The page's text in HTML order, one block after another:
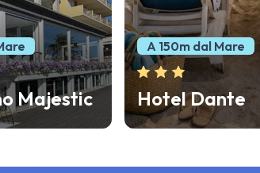
Vicinissimo al Mare
Hotel Florida